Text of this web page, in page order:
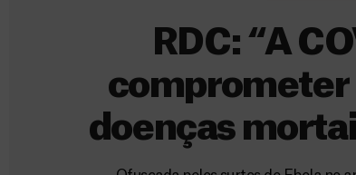
RDC: “A
comprometer
doenças